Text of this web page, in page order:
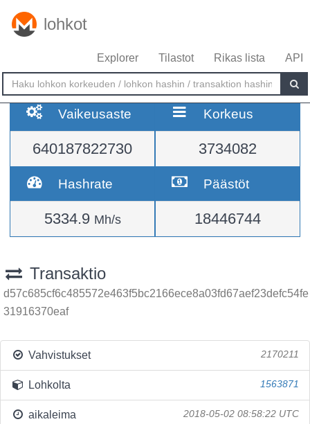
lohkot
Explorer Tilastot Rikas lista API
Vaikeusaste
640187822730
Korkeus
3734082
Hashrate
5334.9 Mh/s
Päästöt
18446744
Transaktio
d57c685cf6c485572e463f5bc2166ece8a03fd67aef23defc54fe
31916370eaf
Vahvistukset 2170211
Lohkolta 1563871
aikaleima 2018-05-02 08:58:22 UTC